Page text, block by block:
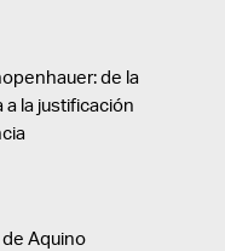
de la
la justificación
Aquino